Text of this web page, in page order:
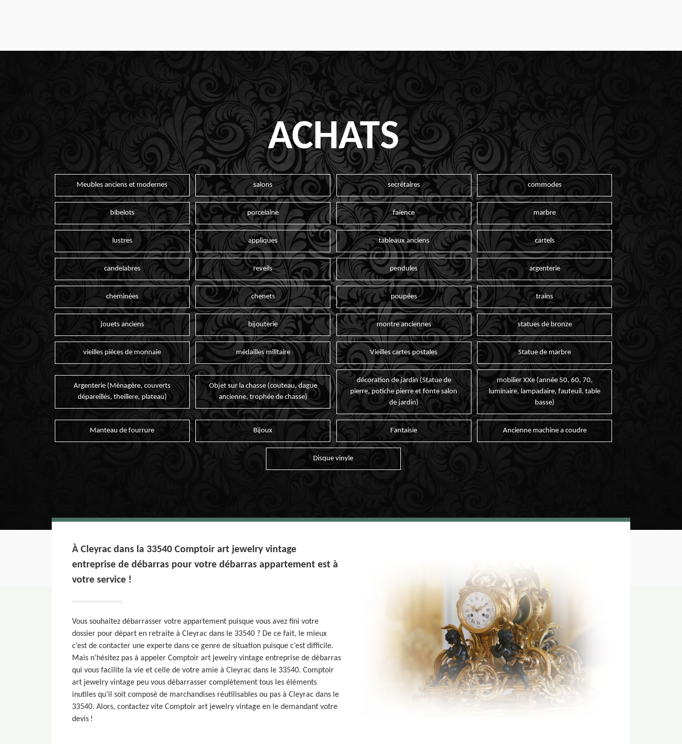
ACHATS
Meubles anciens et modernes salons secrétaires commodes
bibelots porcelaine faïence marbre
lustres appliques tableaux anciens cartels
candelabres reveils pendules argenterie
cheminées chenets poupées trains
jouets anciens bijouterie montre anciennes statues de bronze
vieilles pièces de monnaie médailles militaire Vieilles cartes postales Statue de marbre
Argenterie (Ménagère, couverts
dépareillés, theillere, plateau)
Objet sur la chasse (couteau, dague
ancienne, trophée de chasse)
décoration de jardin (Statue de
pierre, potiche pierre et fonte salon
de jardin)
mobilier XXe (année 50, 60, 70,
luminaire, lampadaire, fauteuil, table
basse)
Manteau de fourrure Bijoux Fantaisie Ancienne machine a coudre
Disque vinyle
À Cleyrac dans la 33540 Comptoir art jewelry vintage
entreprise de débarras pour votre débarras appartement est à
votre service !
Vous souhaitez débarrasser votre appartement puisque vous avez fini votre
dossier pour départ en retraite à Cleyrac dans le 33540 ? De ce fait, le mieux
c’est de contacter une experte dans ce genre de situation puisque c’est difficile.
Mais n’hésitez pas à appeler Comptoir art jewelry vintage entreprise de débarras
qui vous facilite la vie et celle de votre amie à Cleyrac dans le 33540. Comptoir
art jewelry vintage peu vous débarrasser complètement tous les éléments
inutiles qu’il soit composé de marchandises réutilisables ou pas à Cleyrac dans le
33540. Alors, contactez vite Comptoir art jewelry vintage en le demandant votre
devis !